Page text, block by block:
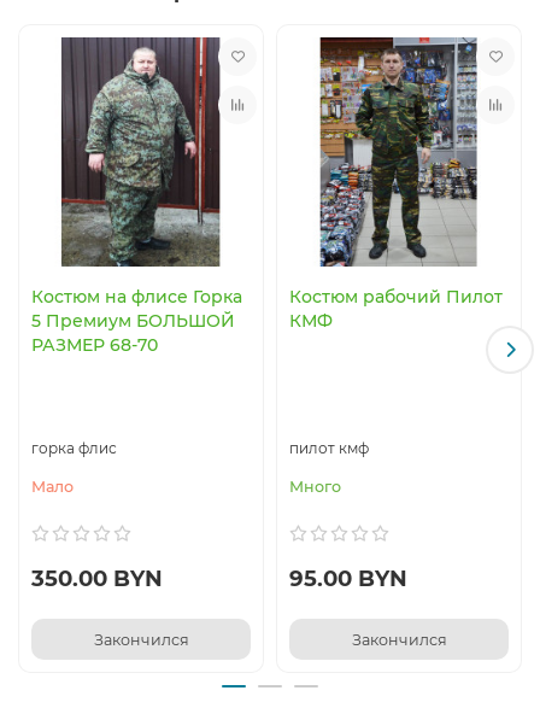
Костюм на флисе Горка
5 Премиум БОЛЬШОЙ
РАЗМЕР 68-70
горка флис
Мало
350.00 BYN
Закончился
Костюм рабочий Пилот
КМФ
пилот кмф
Много
95.00 BYN
Закончился